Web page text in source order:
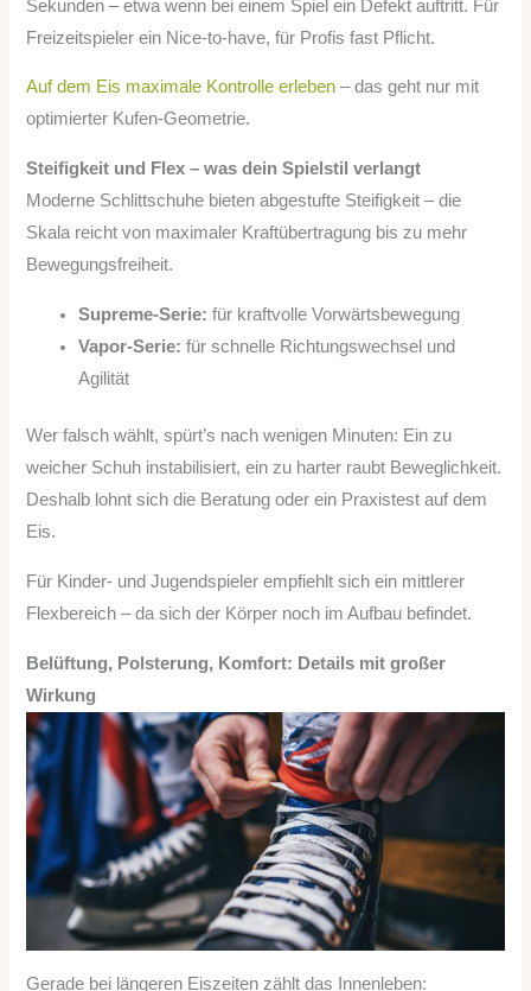
Sekunden – etwa wenn bei einem Spiel ein Defekt auftritt. Für
Freizeitspieler ein Nice-to-have, für Profis fast Pflicht.
Auf dem Eis maximale Kontrolle erleben – das geht nur mit
optimierter Kufen-Geometrie.
Steifigkeit und Flex – was dein Spielstil verlangt
Moderne Schlittschuhe bieten abgestufte Steifigkeit – die
Skala reicht von maximaler Kraftübertragung bis zu mehr
Bewegungsfreiheit.
Supreme-Serie: für kraftvolle Vorwärtsbewegung
Vapor-Serie: für schnelle Richtungswechsel und
Agilität
Wer falsch wählt, spürt’s nach wenigen Minuten: Ein zu
weicher Schuh instabilisiert, ein zu harter raubt Beweglichkeit.
Deshalb lohnt sich die Beratung oder ein Praxistest auf dem
Eis.
Für Kinder- und Jugendspieler empfiehlt sich ein mittlerer
Flexbereich – da sich der Körper noch im Aufbau befindet.
Belüftung, Polsterung, Komfort: Details mit großer
Wirkung
Gerade bei längeren Eiszeiten zählt das Innenleben: